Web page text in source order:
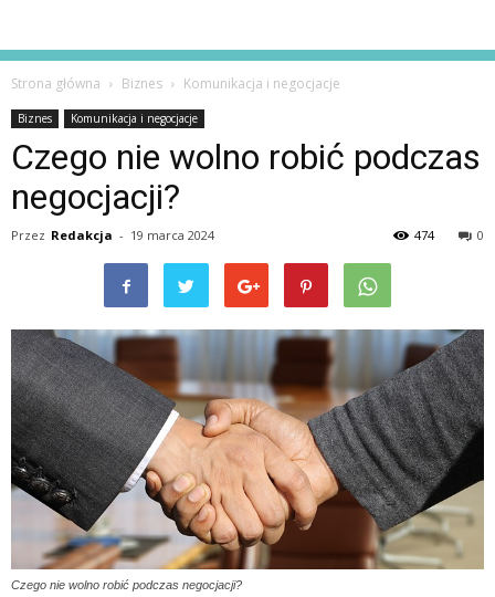
Strona główna Biznes Komunikacja i negocjacje
Biznes Komunikacja i negocjacje
Czego nie wolno robić podczas
negocjacji?
Przez Redakcja - 19 marca 2024 0
474
Czego nie wolno robić podczas negocjacji?